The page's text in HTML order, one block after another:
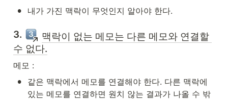
• 내가 가진 맥락이 무엇인지 알아야 한다.
3.
맥락이 없는 메모는 다른 메모와 연결할
수 없다.
메모 :
•
같은 맥락에서 메모를 연결해야 한다. 다른 맥락에
있는 메모를 연결하면 원치 않는 결과가 나올 수 밖